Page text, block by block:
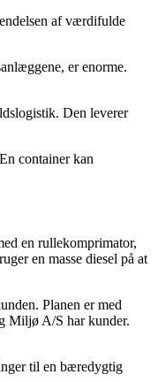
af værdifulde
er enorme.
Den leverer
container kan
en rullekomprimator,
en masse diesel på at
Planen er med
Miljø A/S har kunder.
til en bæredygtig